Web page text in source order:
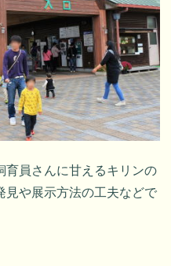
育員さんに甘えるキリンの
見や展示方法の工夫などで